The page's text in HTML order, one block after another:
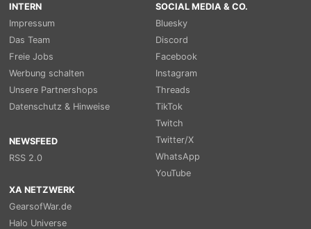
INTERN
Impressum
Das Team
Freie Jobs
Werbung schalten
Unsere Partnershops
Datenschutz & Hinweise
NEWSFEED
RSS 2.0
SOCIAL MEDIA & CO.
Bluesky
Discord
Facebook
Instagram
Threads
TikTok
Twitch
Twitter/X
WhatsApp
YouTube
XA NETZWERK
GearsofWar.de
Halo Universe